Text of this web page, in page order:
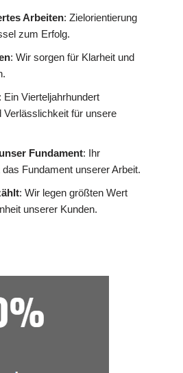
Arbeiten: Zielorientierung
zum Erfolg.
: Wir sorgen für Klarheit und
: Ein Vierteljahrhundert
Verlässlichkeit für unsere
Fundament: Ihr
Fundament unserer Arbeit.
: Wir legen größten Wert
unserer Kunden.